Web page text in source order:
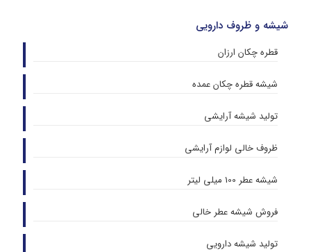
شیشه و ظروف دارویی
قطره چکان ارزان
شیشه قطره چکان عمده
تولید شیشه آرایشی
ظروف خالی لوازم آرایشی
شیشه عطر 100 میلی لیتر
فروش شیشه عطر خالی
تولید شیشه دارویی